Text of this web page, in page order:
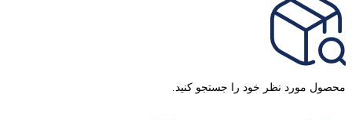
محصول مورد نظر خود را جستجو کنید.